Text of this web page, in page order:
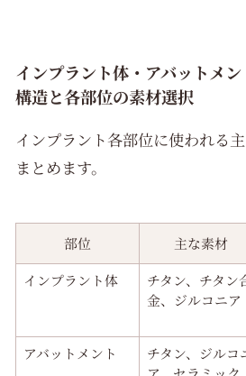
インプラント体・アバットメ
構造と各部位の素材選択
インプラント各部位に使われる
まとめます。
部位 主な素材
インプラント体
チタン、チタン
金、ジルコニア
アバットメント
チタン、ジルコ